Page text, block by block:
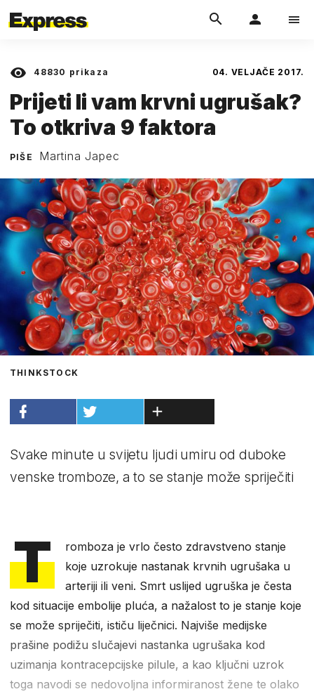
48830 prikaza 04. VELJAČE 2017.
Prijeti li vam krvni ugrušak?
To otkriva 9 faktora
PIŠE Martina Japec
THINKSTOCK
Svake minute u svijetu ljudi umiru od duboke
venske tromboze, a to se stanje može spriječiti
T
romboza je vrlo često zdravstveno stanje
koje uzrokuje nastanak krvnih ugrušaka u
arteriji ili veni. Smrt uslijed ugruška je česta
kod situacije embolije pluća, a nažalost to je stanje koje
se može spriječiti, ističu liječnici. Najviše medijske
prašine podižu slučajevi nastanka ugrušaka kod
uzimanja kontracepcijske pilule, a kao ključni uzrok
toga navodi se nedovoljna informiranost žene te olako